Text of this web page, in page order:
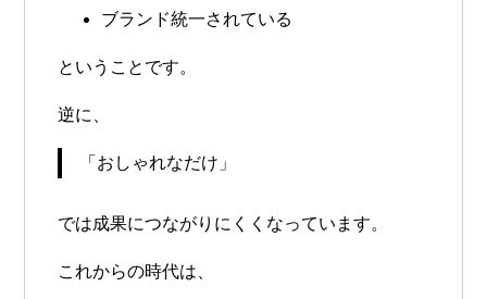
ブランド統一されている
ということです。
逆に、
「おしゃれなだけ」
では成果につながりにくくなっています。
これからの時代は、